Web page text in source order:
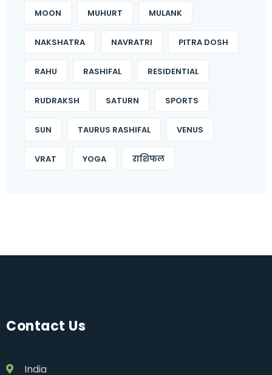
MOON MUHURT MULANK
NAKSHATRA NAVRATRI PITRA DOSH
RAHU RASHIFAL RESIDENTIAL
RUDRAKSH SATURN SPORTS
SUN TAURUS RASHIFAL VENUS
VRAT YOGA राशिफल
Contact Us
India